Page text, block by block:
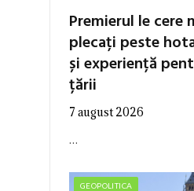
Premierul le cere
plecați peste
și experiență
țării
7 august 2026
…
GEOPOLITICA